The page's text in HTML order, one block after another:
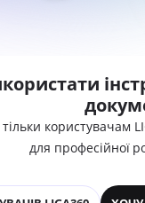
тільки
для професійної